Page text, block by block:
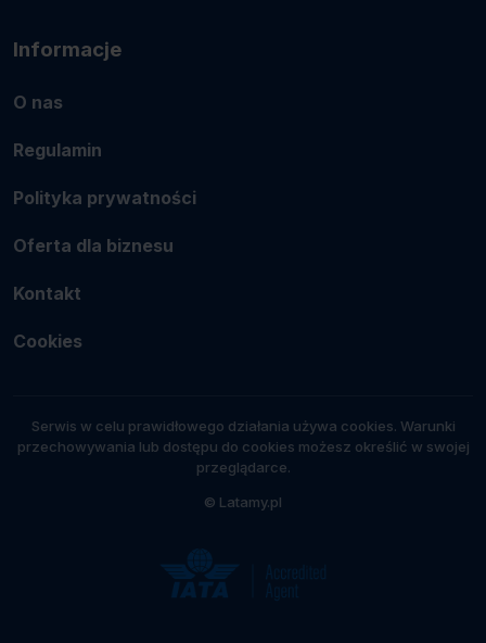
Informacje
O nas
Regulamin
Polityka prywatności
Oferta dla biznesu
Kontakt
Cookies
Serwis w celu prawidłowego działania używa cookies. Warunki
przechowywania lub dostępu do cookies możesz określić w swojej
przeglądarce.
© Latamy.pl